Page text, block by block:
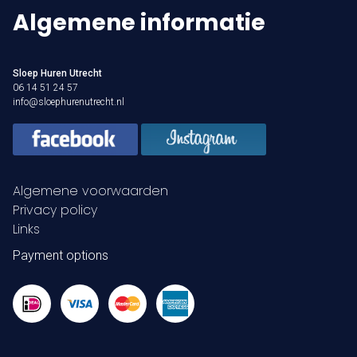
Algemene informatie
Sloep Huren Utrecht
06 14 51 24 57
info@sloephurenutrecht.nl
Algemene voorwaarden
Privacy policy
Links
Payment options